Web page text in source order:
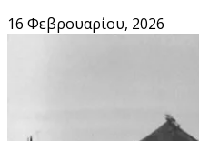
16 Φεβρουαρίου, 2026